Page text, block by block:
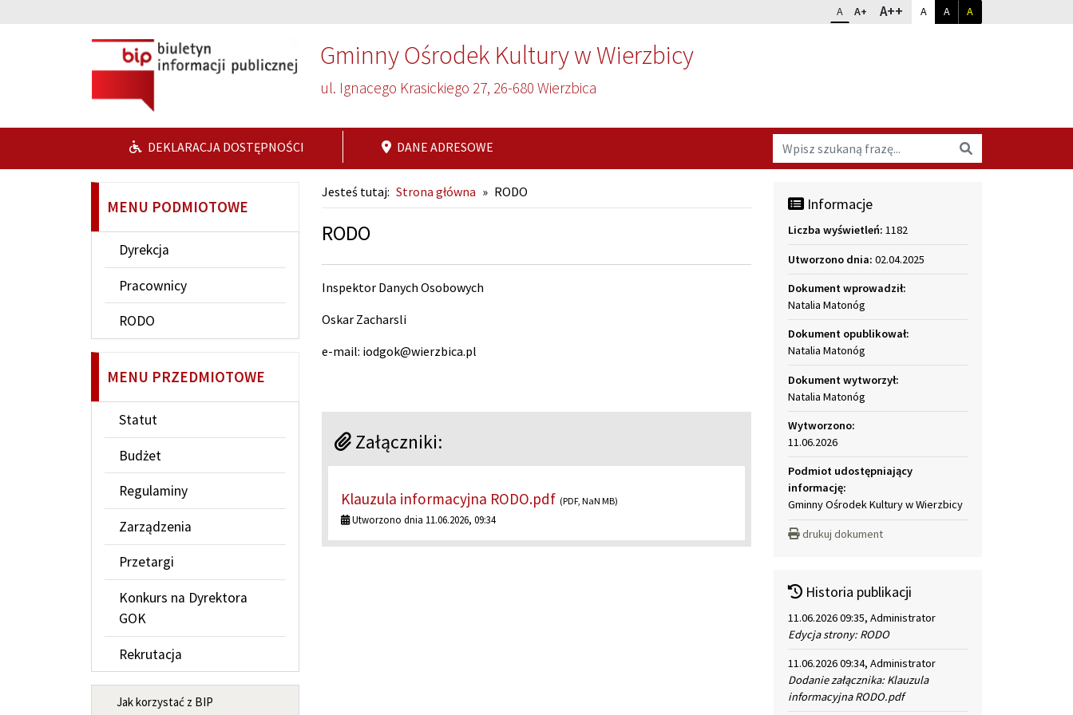
Zmień rozmiar czcionki
A rozmiar standardowy
A+ rozmiar powiększony
A++rozmiar największy
Dopasuj kontrast
A kontrast standardowy
A kontrast biały na czarnym
A
Gminny Ośrodek Kultury w Wierzbicy
ul. Ignacego Krasickiego 27, 26-680 Wierzbica
DEKLARACJA DOSTĘPNOŚCI DANE ADRESOWE Wyszukaj na stronie
MENU PODMIOTOWE
Dyrekcja
Pracownicy
RODO
MENU PRZEDMIOTOWE
Statut
Budżet
Regulaminy
Zarządzenia
Przetargi
Konkurs na Dyrektora
GOK
Rekrutacja
MENU INFORMACYJNE
Jak korzystać z BIP
Jesteś tutaj: Strona główna » RODO
RODO
Inspektor Danych Osobowych
Oskar Zacharsli
e-mail: iodgok@wierzbica.pl
Załączniki:
Klauzula informacyjna RODO.pdf (PDF, NaN MB)
Utworzono dnia 11.06.2026, 09:34
Informacje
Liczba wyświetleń: 1182
Utworzono dnia: 02.04.2025
Dokument wprowadził:
Natalia Matonóg
Dokument opublikował:
Natalia Matonóg
Dokument wytworzył:
Natalia Matonóg
Wytworzono:
11.06.2026
Podmiot udostępniający
informację:
Gminny Ośrodek Kultury w Wierzbicy
drukuj dokument
Historia publikacji
11.06.2026 09:35, Administrator
Edycja strony: RODO
11.06.2026 09:34, Administrator
Dodanie załącznika: Klauzula
informacyjna RODO.pdf